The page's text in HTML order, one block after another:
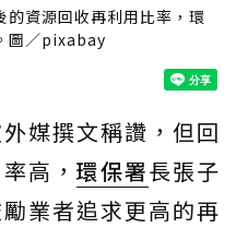
資源回收再利用比率，環
圖／pixabay
媒撰文稱讚，但回
高， 環保署長張子
業者追求更高的再